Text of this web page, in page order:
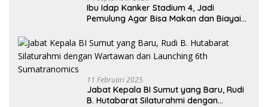
Ibu Idap Kanker Stadium 4, Jadi
Pemulung Agar Bisa Makan dan Biayai
11 Februari 2025
Jabat Kepala BI Sumut yang Baru, Rudi
B. Hutabarat Silaturahmi dengan